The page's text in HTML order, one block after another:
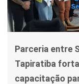
Parceria entre
Tapiratiba
capacitação